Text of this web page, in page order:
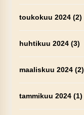
toukokuu 2024(2)
huhtikuu 2024(3)
maaliskuu 2024(2)
tammikuu 2024(1)